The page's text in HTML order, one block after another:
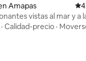
Amapas
vistas al mar y a
· Calidad-precio ·